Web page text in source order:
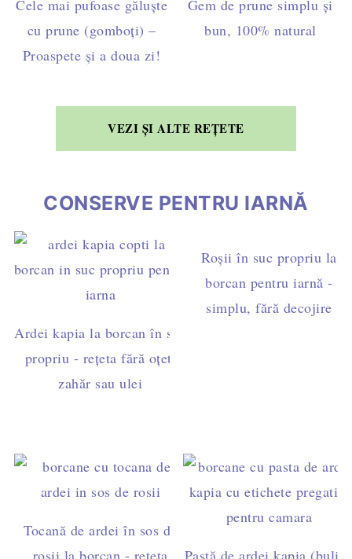
Cele mai pufoase găluște
cu prune (gomboți) –
Proaspete și a doua zi!
Gem de prune simplu și
bun, 100% natural
VEZI ȘI ALTE REȚETE
CONSERVE PENTRU IARNĂ
Ardei kapia la borcan în suc
propriu - rețeta fără oțet,
zahăr sau ulei
Roșii în suc propriu la
borcan pentru iarnă -
simplu, fără decojire
Tocană de ardei în sos de
roșii la borcan - rețeta
Pastă de ardei kapia